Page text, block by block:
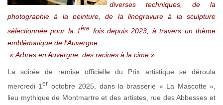
diverses techniques, de la
photographie à la peinture, de la linogravure à la sculpture
sélectionnée pour la 1ère fois depuis 2023, à travers un thème
emblématique de l’Auvergne :
« Arbres en Auvergne, des racines à la cime ».
La soirée de remise officielle du Prix artistique se déroula
mercredi 1er octobre 2025, dans la brasserie « La Mascotte »,
lieu mythique de Montmartre et des artistes, rue des Abbesses et